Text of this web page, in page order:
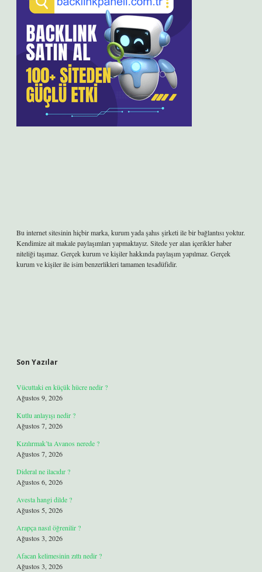
Bu internet sitesinin hiçbir marka, kurum yada şahıs şirketi ile bir bağlantısı yoktur.
Kendimize ait makale paylaşımları yapmaktayız. Sitede yer alan içerikler haber
niteliği taşımaz. Gerçek kurum ve kişiler hakkında paylaşım yapılmaz. Gerçek
kurum ve kişiler ile isim benzerlikleri tamamen tesadüfidir.
Son Yazılar
Vücuttaki en küçük hücre nedir ?
Ağustos 9, 2026
Kutlu anlayışı nedir ?
Ağustos 7, 2026
Kızılırmak’ta Avanos nerede ?
Ağustos 7, 2026
Dideral ne ilacıdır ?
Ağustos 6, 2026
Avesta hangi dilde ?
Ağustos 5, 2026
Arapça nasıl öğrenilir ?
Ağustos 3, 2026
Afacan kelimesinin zıttı nedir ?
Ağustos 3, 2026